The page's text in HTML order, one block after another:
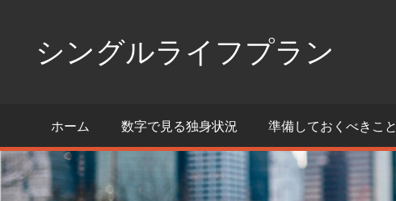
ス
キ
シングルライフプラン
活
の
た
ホーム 数字で見る独身状況 準備しておくべきこと